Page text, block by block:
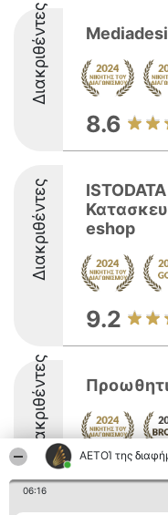
ΑΕΤΟΊ της
06:16
Διακριθέντες
8.6
Διακριθέντες
eshop
9.2
Διακριθέντες
8.7